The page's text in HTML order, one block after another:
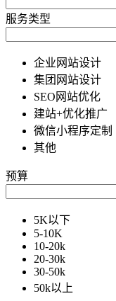
服务类型
企业网站设计
集团网站设计
SEO网站优化
建站+优化推广
微信小程序定制
其他
预算
5K以下
5-10K
10-20k
20-30k
30-50k
50k以上